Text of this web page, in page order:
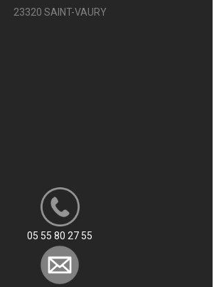
23320 SAINT-VAURY
05 55 80 27 55